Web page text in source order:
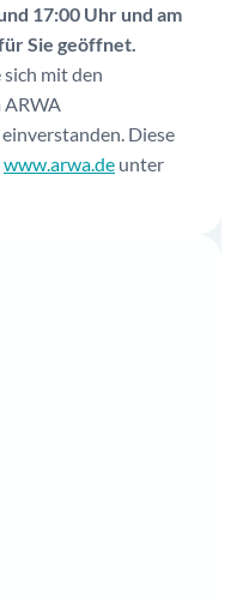
17:00 Uhr und am
Sie geöffnet.
mit den
ARWA
Diese
www.arwa.de unter